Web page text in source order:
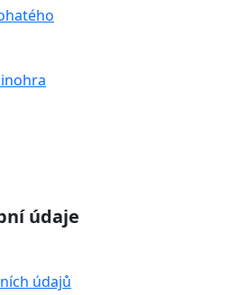
údaje
údajů